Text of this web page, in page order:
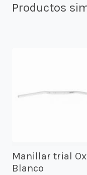
Productos
Manillar trial
Blanco